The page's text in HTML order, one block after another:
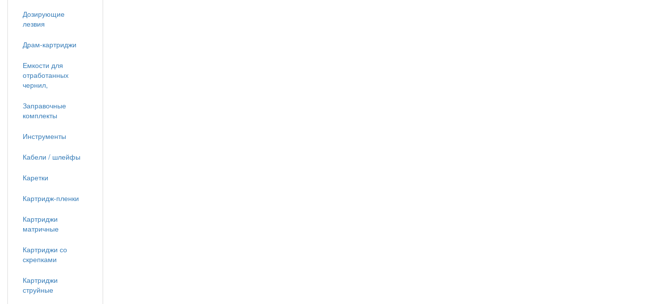
Дозирующие
лезвия
Драм-картриджи
Емкости для
отработанных
чернил,
Заправочные
комплекты
Инструменты
Кабели / шлейфы
Каретки
Картридж-пленки
Картриджи
матричные
Картриджи со
скрепками
Картриджи
струйные